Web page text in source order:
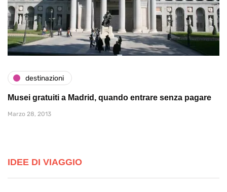
destinazioni
Musei gratuiti a Madrid, quando entrare senza pagare
Marzo 28, 2013
IDEE DI VIAGGIO